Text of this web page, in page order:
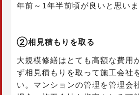
年前～1年半前頃が良いと思いま
②相見積もりを取る
大規模修繕はとても高額な費用
ず相見積もりを取って施工会社
い。マンションの管理を管理会